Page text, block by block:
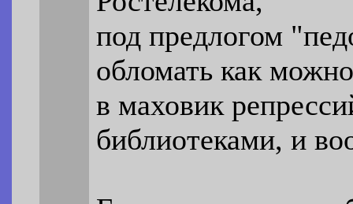
под предлогом
обломать как
в маховик
библиотеками, и